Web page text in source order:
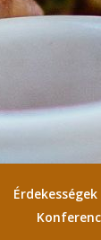
Érdekességek